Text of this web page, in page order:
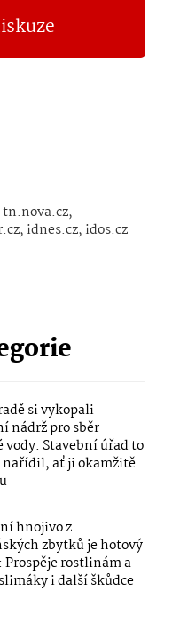
idnes.cz, idos.cz
si vykopali
nádrž pro sběr
vody. Stavební úřad to
ať ji okamžitě
hnojivo z
zbytků je hotový
Prospěje rostlinám a
i další škůdce